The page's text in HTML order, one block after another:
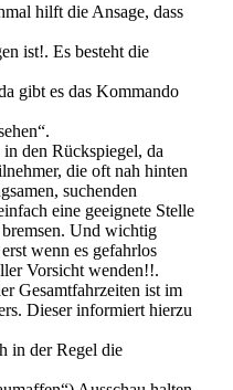
hilft die Ansage, dass
ist!. Es besteht die
gibt es das Kommando
den Rückspiegel, da
die oft nah hinten
suchenden
eine geeignete Stelle
Und wichtig
wenn es gefahrlos
Vorsicht wenden!!.
Gesamtfahrzeiten ist im
Dieser informiert hierzu
in der Regel die